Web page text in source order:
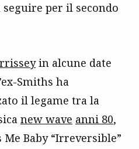
per il secondo
in alcune date
Smiths ha
il legame tra la
new wave anni 80,
Baby “Irreversible”